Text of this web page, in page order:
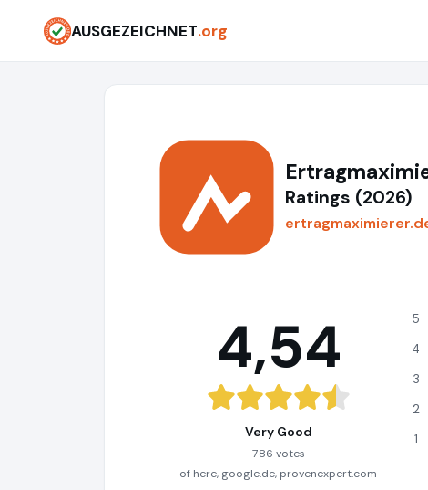
AUSGEZEICHNET.org
Ratings (2026)
4,54
Very Good
786 votes
of here, google.de, provenexpert.com
5
4
3
2
1